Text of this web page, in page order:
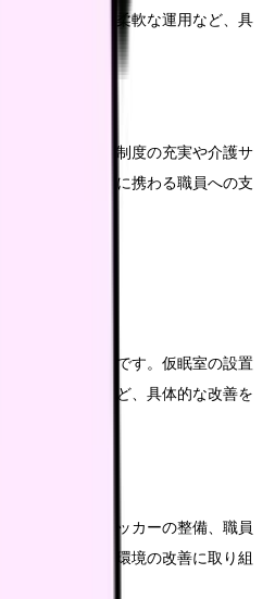
時間勤務制度の柔軟な運用など、具
です。介護休業制度の充実や介護サ
調整など、介護に携わる職員への支
することが重要です。仮眠室の設置
めの設備整備など、具体的な改善を
す。更衣室やロッカーの整備、職員
、日常的な職場環境の改善に取り組